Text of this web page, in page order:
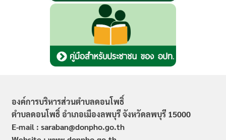
องค์การบริหารส่วนตำบลดอนโพธิ์
ตำบลดอนโพธิ์ อำเภอเมืองลพบุรี จังหวัดลพบุรี 15000
E-mail : saraban@donpho.go.th